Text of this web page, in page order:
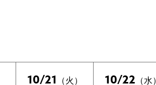
10/21 （火） 10/22 （水）